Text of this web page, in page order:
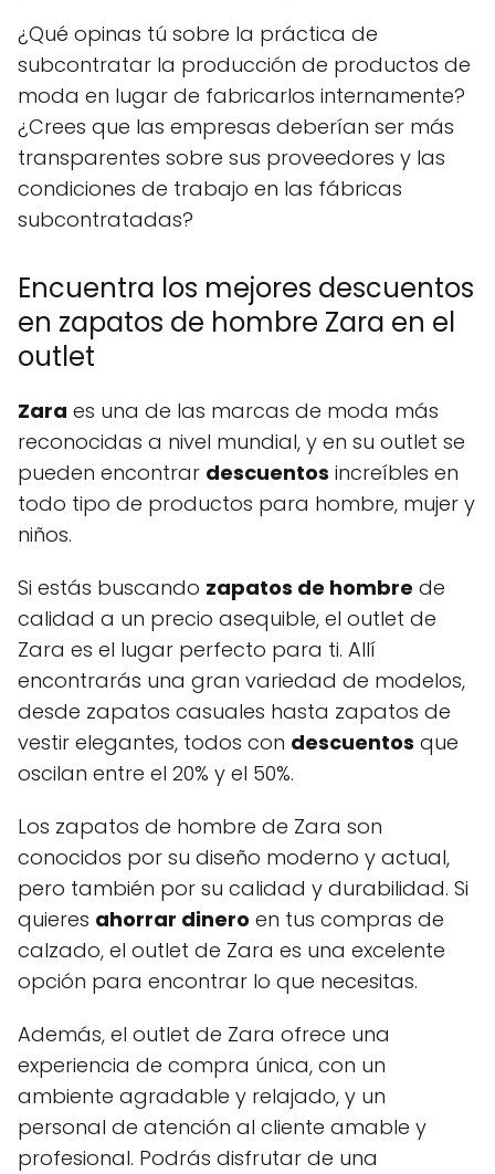
¿Qué opinas tú sobre la práctica de
subcontratar la producción de productos de
moda en lugar de fabricarlos internamente?
¿Crees que las empresas deberían ser más
transparentes sobre sus proveedores y las
condiciones de trabajo en las fábricas
subcontratadas?
Encuentra los mejores descuentos
en zapatos de hombre Zara en el
outlet
Zara es una de las marcas de moda más
reconocidas a nivel mundial, y en su outlet se
pueden encontrar descuentos increíbles en
todo tipo de productos para hombre, mujer y
niños.
Si estás buscando zapatos de hombre de
calidad a un precio asequible, el outlet de
Zara es el lugar perfecto para ti. Allí
encontrarás una gran variedad de modelos,
desde zapatos casuales hasta zapatos de
vestir elegantes, todos con descuentos que
oscilan entre el 20% y el 50%.
Los zapatos de hombre de Zara son
conocidos por su diseño moderno y actual,
pero también por su calidad y durabilidad. Si
quieres ahorrar dinero en tus compras de
calzado, el outlet de Zara es una excelente
opción para encontrar lo que necesitas.
Además, el outlet de Zara ofrece una
experiencia de compra única, con un
ambiente agradable y relajado, y un
personal de atención al cliente amable y
profesional. Podrás disfrutar de una